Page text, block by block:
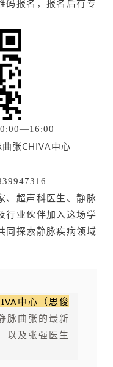
码报名 ，报名后有专
—16:00
张CHIVA中心
、超声科医生、静脉
行业伙伴加入这场学
同探索静脉疾病领域
中心（思俊
脉曲张的最新
以及张强医生